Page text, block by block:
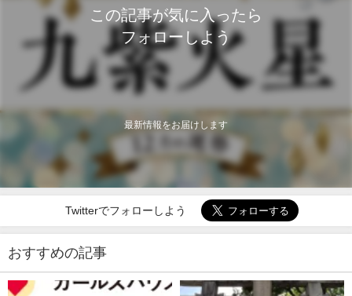
この記事が気に入ったら
フォローしよう
最新情報をお届けします
Twitterでフォローしよう
おすすめの記事